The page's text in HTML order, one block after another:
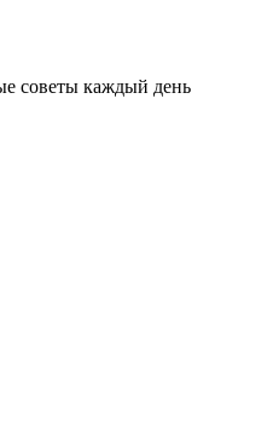
советы каждый день